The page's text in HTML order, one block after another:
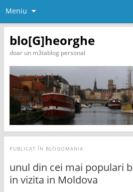
Meniu
blo[G]heorghe
doar un m3tablog personal
PUBLICAT ÎN BLOGOMANIA
unul din cei mai populari
in vizita in Moldova